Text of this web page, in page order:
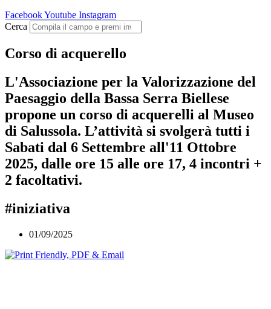
FacebookYoutube Instagram
Cerca
Corso di acquerello
L'Associazione per la Valorizzazione del
Paesaggio della Bassa Serra Biellese
propone un corso di acquerelli al Museo
di Salussola. L’attività si svolgerà tutti i
Sabati dal 6 Settembre all'11 Ottobre
2025, dalle ore 15 alle ore 17, 4 incontri +
2 facoltativi.
#iniziativa
01/09/2025